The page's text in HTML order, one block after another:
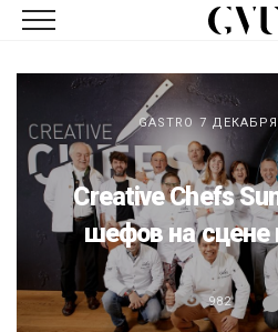
GASTRO 7 ДЕКАБРЯ
Creative Chefs
шефов на сцене
982